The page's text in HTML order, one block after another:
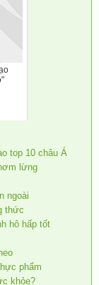
top 10 châu Á
lừng
ngoài
thức
hô hấp tốt
phẩm
khỏe?